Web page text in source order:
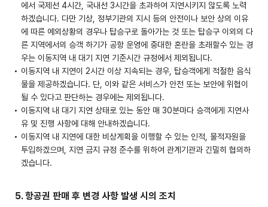
에서 국제선 4시간, 국내선 3시간을 초과하여 지연시키지 않도록 노력
하겠습니다. 다만 기상, 정부기관의 지시 등의 안전이나 보안 상의 이유
에 따른 예외상황의 경우나 탑승구로 돌아가는 것 또는 탑승구 이외의 다
른 지역에서의 승객 하기가 공항 운영에 중대한 혼란을 초래할수 있는 경
우는 이동지역 내 대기 지연 기준시간 규정에서 제외됩니다.
이동지역 내 지연이 2시간 이상 지속되는 경우, 탑승객에게 적절한 음식
물을 제공하겠습니다. 단, 이와 같은 서비스가 안전 또는 보안에 위협이
될 수 있다고 판단하는 경우에는 제외됩니다.
이동지역 내 대기 지연 상태로 있는 동안 매 30분마다 승객에게 지연사
유 및 진행 사항에 대해 안내하겠습니다.
이동지역 내 지연에 대한 비상계획을 이행할 수 있는 인적, 물적자원을
투입하겠으며, 지연 금지 규정 준수를 위하여 관계기관과 긴밀히 협의하
겠습니다.
5. 항공권 판매 후 변경 사항 발생 시의 조치